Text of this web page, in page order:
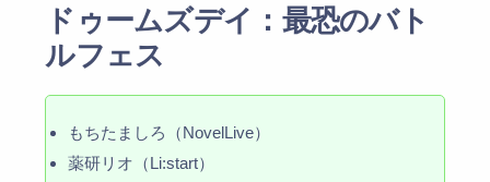
ドゥームズデイ：最恐のバト
ルフェス
もちたましろ（NovelLive）
薬研リオ（Li:start）